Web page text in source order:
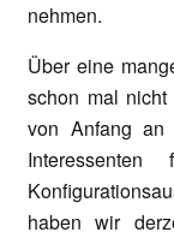
nehmen.
Über eine
schon mal
von Anfang an
haben wir